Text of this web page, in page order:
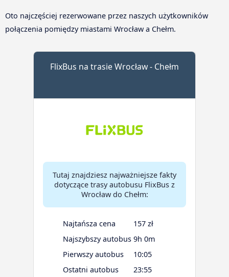
Oto najczęściej rezerwowane przez naszych użytkowników
połączenia pomiędzy miastami Wrocław a Chełm.
FlixBus na trasie Wrocław - Chełm
Tutaj znajdziesz najważniejsze fakty
dotyczące trasy autobusu FlixBus z
Wrocław do Chełm:
Najtańsza cena
157 zł
Najszybszy autobus 9h 0m
Pierwszy autobus
10:05
Ostatni autobus
23:55